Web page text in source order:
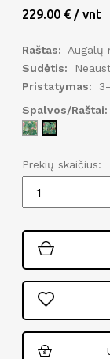
229.00 € / vnt
Raštas:
Augalų
Sudėtis:
Pristatymas:
Spalvos/Raštai:
Prekių skaičius: